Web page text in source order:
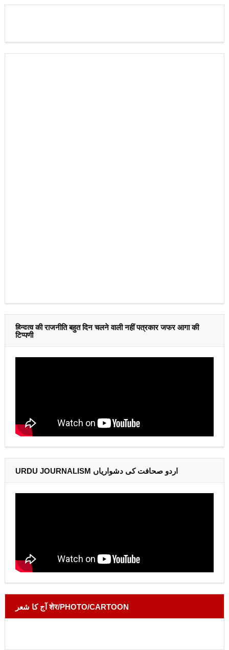
हिन्दुत्व की राजनीति बहुत दिन चलने वाली नहीं पत्रकार जफर आगा की
टिप्पणी
URDU JOURNALISM اردو صحافت کی دشواریاں
آج کا شعر शेर/PHOTO/CARTOON